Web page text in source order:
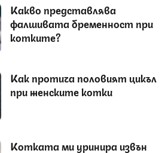
Какво представлява
фалшивата бременност при
котките?
Как протича половият цикъл
при женските котки
Котката ми уринира извън